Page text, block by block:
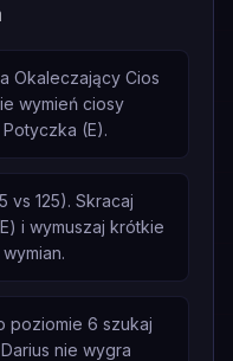
Okaleczający Cios
wymień ciosy
(E).
vs 125). Skracaj
i wymuszaj krótkie
poziomie 6 szukaj
nie wygra